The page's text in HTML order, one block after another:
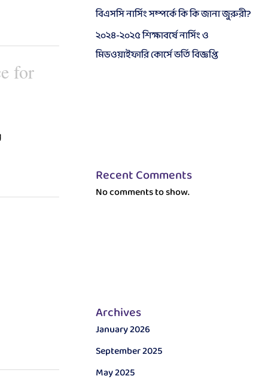
for
বিএসসি নার্সিং সম্পর্কে কি কি জানা জুরুরী?
২০২৪-২০২৫ শিক্ষাবর্ষে নার্সিং ও
মিডওয়াইফারি কোর্সে ভর্তি বিজ্ঞপ্তি
Recent Comments
No comments to show.
Archives
January 2026
September 2025
May 2025